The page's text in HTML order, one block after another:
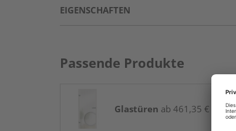
EIGENSCHAFTEN
Passende Produkte
Glastüren ab 461,35 € / Stk.